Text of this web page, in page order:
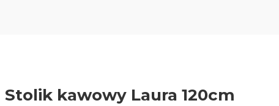
Stolik kawowy Laura 120cm